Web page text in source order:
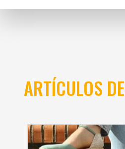
ARTÍCULOS